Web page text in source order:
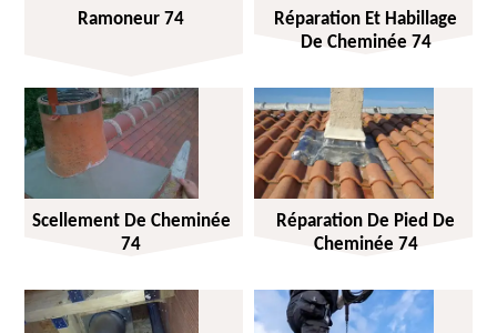
Ramoneur 74
Réparation Et Habillage
De Cheminée 74
Scellement De Cheminée
74
Réparation De Pied De
Cheminée 74